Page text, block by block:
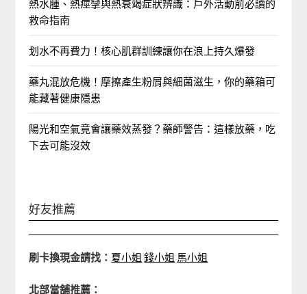
熱水腫、熱痙攣與熱衰竭症狀辨識：戶外活動前必讀的
救命指南
划水不再費力！核心肌群訓練讓你在浪上持久爆發
藥丸混放危機！摩擦產生粉屑與細菌滋生，你的藥箱可
能藏著健康隱患
陽光和空氣竟會讓藥效蒸發？藥師警告：這樣放藥，吃
下去可能沒效
好友推薦
刷卡換現金請找： 夏小姐 錢小姐 馬小姐
北部當舖推薦：